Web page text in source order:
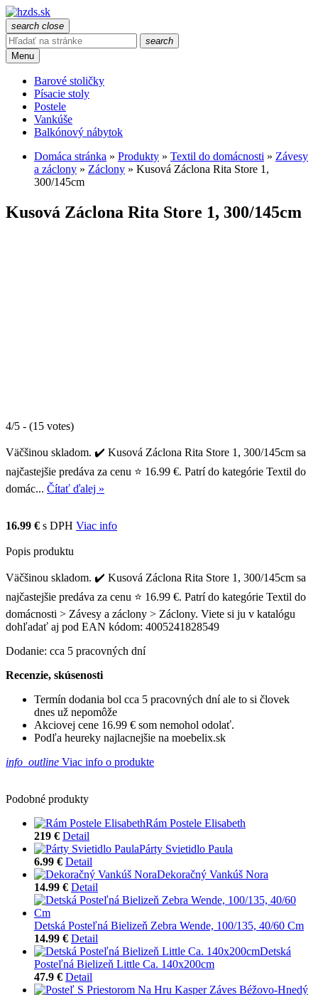
search close
search
Menu
Barové stoličky
Písacie stoly
Postele
Vankúše
Balkónový nábytok
Domáca stránka » Produkty » Textil do domácnosti » Závesy
a záclony » Záclony » Kusová Záclona Rita Store 1,
300/145cm
Kusová Záclona Rita Store 1, 300/145cm
4/5 - (15 votes)
Väčšinou skladom. ✔️ Kusová Záclona Rita Store 1, 300/145cm sa
najčastejšie predáva za cenu ⭐ 16.99 €. Patrí do kategórie Textil do
domác... Čítať ďalej »
16.99 € s DPH Viac info
Popis produktu
Väčšinou skladom. ✔️ Kusová Záclona Rita Store 1, 300/145cm sa
najčastejšie predáva za cenu ⭐ 16.99 €. Patrí do kategórie Textil do
domácnosti > Závesy a záclony > Záclony. Viete si ju v katalógu
dohľadať aj pod EAN kódom: 4005241828549
Dodanie: cca 5 pracovných dní
Recenzie, skúsenosti
Termín dodania bol cca 5 pracovných dní ale to si človek
dnes už nepomôže
Akciovej cene 16.99 € som nemohol odolať.
Podľa heureky najlacnejšie na moebelix.sk
info_outline Viac info o produkte
Podobné produkty
Rám Postele Elisabeth
219 € Detail
Párty Svietidlo Paula
6.99 € Detail
Dekoračný Vankúš Nora
14.99 € Detail
Detská Posteľná Bielizeň Zebra Wende, 100/135, 40/60 Cm
14.99 € Detail
Detská
Posteľná Bielizeň Little Ca. 140x200cm
47.9 € Detail